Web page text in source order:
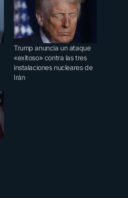
Trump anuncia un ataque
«exitoso» contra las tres
instalaciones nucleares de
Irán